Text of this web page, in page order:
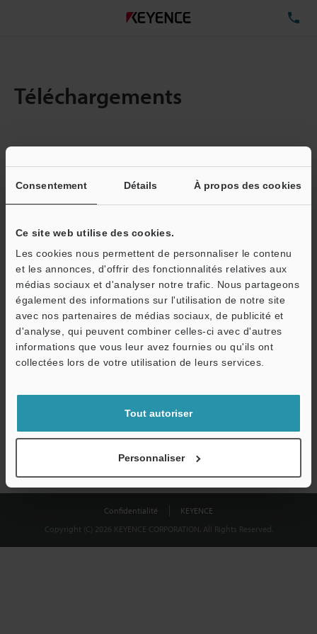
Consentement Détails À propos des cookies
Ce site web utilise des cookies.
Les cookies nous permettent de personnaliser le contenu
et les annonces, d'offrir des fonctionnalités relatives aux
médias sociaux et d'analyser notre trafic. Nous partageons
également des informations sur l'utilisation de notre site
avec nos partenaires de médias sociaux, de publicité et
d'analyse, qui peuvent combiner celles-ci avec d'autres
informations que vous leur avez fournies ou qu'ils ont
collectées lors de votre utilisation de leurs services.
Tout autoriser
Personnaliser
Téléchargements
Quantité : Taille totale des fichiers :3.53MB
Adresse e-mail(obligatoire)
Télécharger
Confidentialité
KEYENCE
Copyright (C) 2026 KEYENCE CORPORATION. All Rights Reserved.